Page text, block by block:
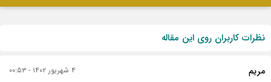
نظرات کاربران روی این مقاله
مریم